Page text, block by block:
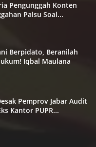
Pengunggah Konten
Palsu Soal...
Berpidato, Beranilah
Iqbal Maulana
Pemprov Jabar Audit
Kantor PUPR...